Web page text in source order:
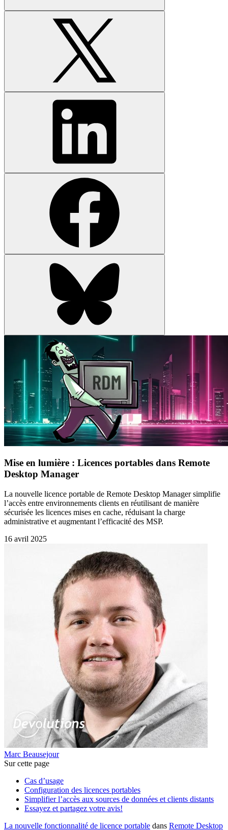
Mise en lumière : Licences portables dans Remote
Desktop Manager
La nouvelle licence portable de Remote Desktop Manager simplifie
l’accès entre environnements clients en réutilisant de manière
sécurisée les licences mises en cache, réduisant la charge
administrative et augmentant l’efficacité des MSP.
16 avril 2025
Marc Beausejour
Sur cette page
Cas d’usage
Configuration des licences portables
Simplifier l’accès aux sources de données et clients distants
Essayez et partagez votre avis!
La nouvelle fonctionnalité de licence portable dans Remote Desktop